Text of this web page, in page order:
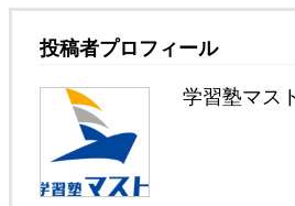
投稿者プロフィール
学習塾マス